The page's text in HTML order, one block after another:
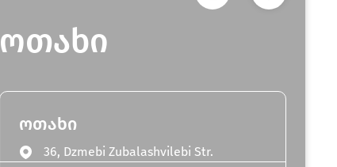
ოთახი
ოთახი
36, Dzmebi Zubalashvilebi Str.